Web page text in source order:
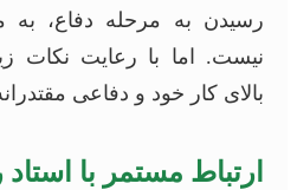
رسیدن به مرحله دفاع، به
نیست. اما با رعایت نکات
بالای کار خود و دفاعی
ارتباط مستمر با استاد